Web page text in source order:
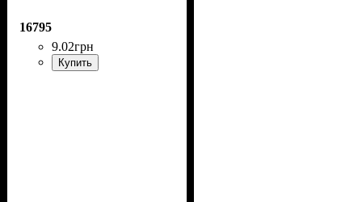
16795
9.02грн
Купить